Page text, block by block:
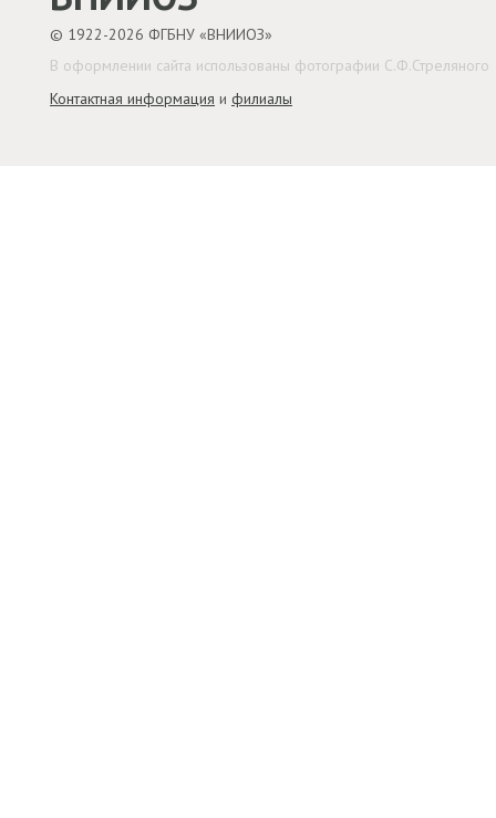
© 1922-2026 ФГБНУ «ВНИИОЗ»
Контактная информация и филиалы
В оформлении сайта использованы фотографии С.Ф.Стреляного